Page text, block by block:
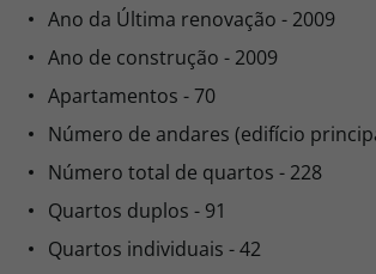
Ano da Última renovação - 2009
Ano de construção - 2009
Apartamentos - 70
Número de andares (edifício
Número total de quartos - 228
Quartos duplos - 91
Quartos individuais - 42